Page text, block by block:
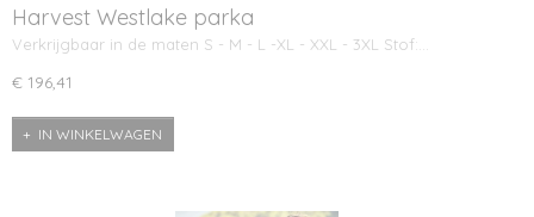
Harvest Westlake parka
Verkrijgbaar in de maten S - M - L -XL - XXL - 3XL Stof:…
€ 196,41
IN WINKELWAGEN